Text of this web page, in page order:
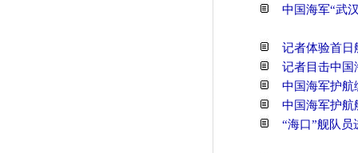
中国海军“武
记者体验首日
记者目击中国
中国海军护
中国海军护航
“海口”舰队